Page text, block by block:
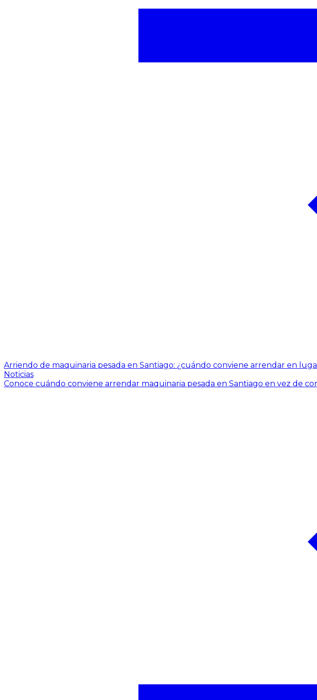
Arriendo de maquinaria pesada en Santiago: ¿cuándo conviene arrendar en
Noticias
Conoce cuándo conviene arrendar maquinaria pesada en Santiago en vez de